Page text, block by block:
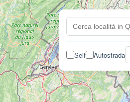
Self Autostrada